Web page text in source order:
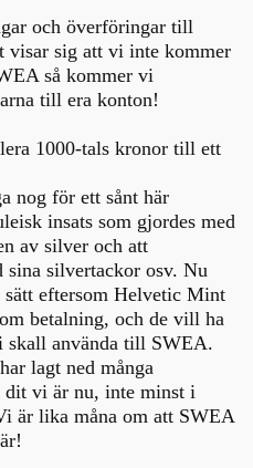
och överföringar till
visar sig att vi inte kommer
så kommer vi
till era konton!
1000-tals kronor till ett
nog för ett sånt här
insats som gjordes med
av silver och att
sina silvertackor osv. Nu
sätt eftersom Helvetic Mint
betalning, och de vill ha
använda till SWEA.
lagt ned många
dit vi är nu, inte minst i
är lika måna om att SWEA